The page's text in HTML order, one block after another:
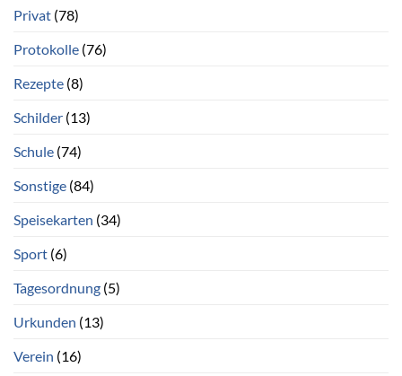
Privat (78)
Protokolle (76)
Rezepte (8)
Schilder (13)
Schule (74)
Sonstige (84)
Speisekarten (34)
Sport (6)
Tagesordnung (5)
Urkunden (13)
Verein (16)